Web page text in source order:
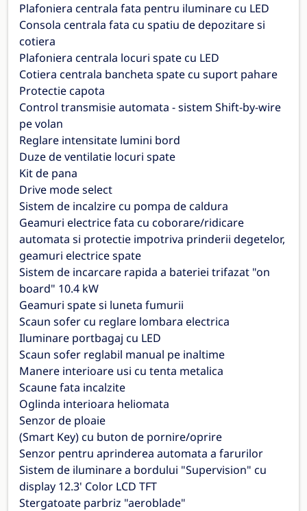
Plafoniera centrala fata pentru iluminare cu LED
Consola centrala fata cu spatiu de depozitare si
cotiera
Plafoniera centrala locuri spate cu LED
Cotiera centrala bancheta spate cu suport pahare
Protectie capota
Control transmisie automata - sistem Shift-by-wire
pe volan
Reglare intensitate lumini bord
Duze de ventilatie locuri spate
Kit de pana
Drive mode select
Sistem de incalzire cu pompa de caldura
Geamuri electrice fata cu coborare/ridicare
automata si protectie impotriva prinderii degetelor,
geamuri electrice spate
Sistem de incarcare rapida a bateriei trifazat "on
board" 10.4 kW
Geamuri spate si luneta fumurii
Scaun sofer cu reglare lombara electrica
Iluminare portbagaj cu LED
Scaun sofer reglabil manual pe inaltime
Manere interioare usi cu tenta metalica
Scaune fata incalzite
Oglinda interioara heliomata
Senzor de ploaie
(Smart Key) cu buton de pornire/oprire
Senzor pentru aprinderea automata a farurilor
Sistem de iluminare a bordului "Supervision" cu
display 12.3' Color LCD TFT
Stergatoate parbriz "aeroblade"